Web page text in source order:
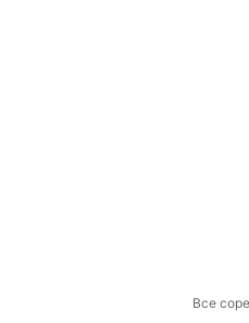
Все